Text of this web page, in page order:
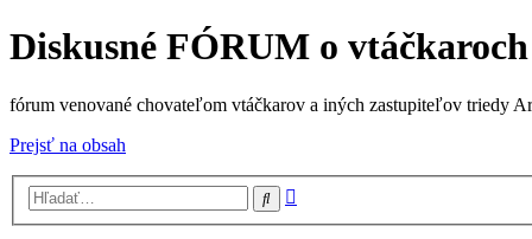
Diskusné FÓRUM o vtáčkaroch
fórum venované chovateľom vtáčkarov a iných zastupiteľov triedy
Prejsť na obsah
Hľadať